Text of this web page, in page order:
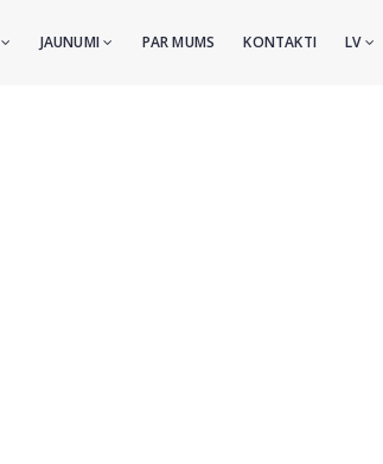
JAUNUMI PAR MUMS KONTAKTI LV